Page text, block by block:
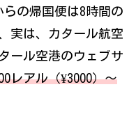
の帰国便は8時間の
実は、カタール航空
ール空港のウェブサ
レアル（¥3000）〜